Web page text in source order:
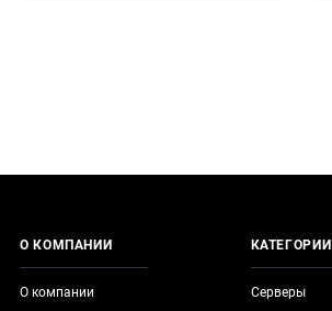
О КОМПАНИИ
О компании
КАТЕГОРИИ
Серверы